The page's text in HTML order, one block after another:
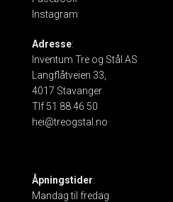
Instagram
Adresse:
Inventum Tre og Stål AS
Langflåtveien 33,
4017 Stavanger
Tlf 51 88 46 50
hei@treogstal.no
Åpningstider:
Mandag til fredag